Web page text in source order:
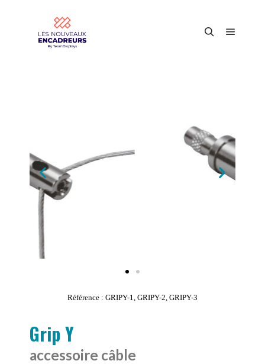
Référence : GRIPY-1, GRIPY-2, GRIPY-3
Grip Y
accessoire câble